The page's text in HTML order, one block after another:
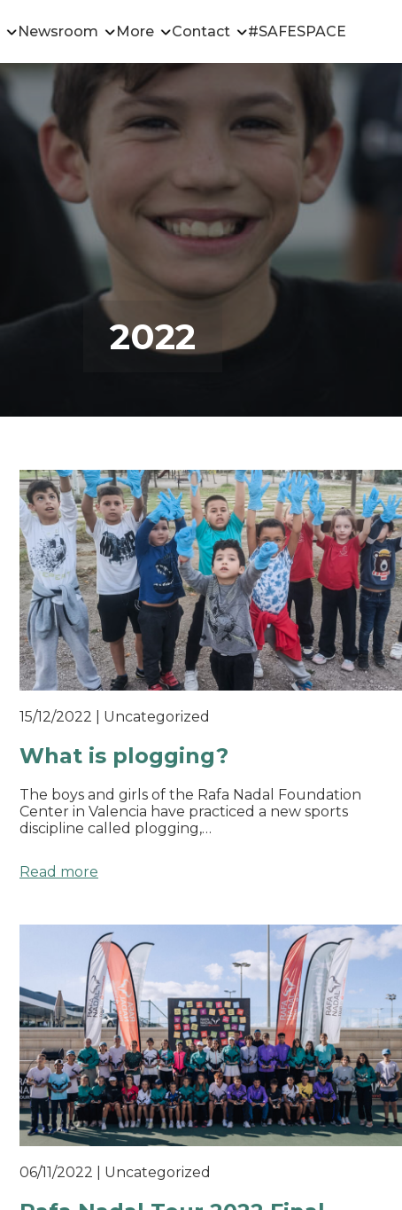
Newsroom More Contact #SAFESPACE
2022
15/12/2022 Uncategorized
What is plogging?
The boys and girls of the Rafa Nadal Foundation
Center in Valencia have practiced a new sports
discipline called plogging,…
Read more
06/11/2022 Uncategorized